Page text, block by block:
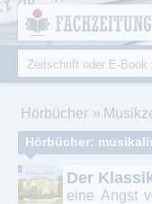
Fachmagazine
Suchformular
Suche
Hörbücher
Hörbücher:
Der
eine Angst
Cookie-Einstellungen